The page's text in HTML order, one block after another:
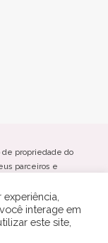
de propriedade do
parceiros e
do site.
0001-66
85901-000
interage em
este site,